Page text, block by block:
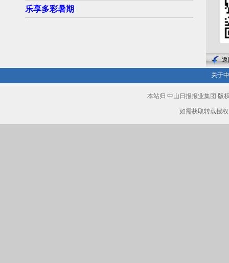
乐享多彩暑期
返
关于
本站归 中山日报报业集团 版
如需获取转载授